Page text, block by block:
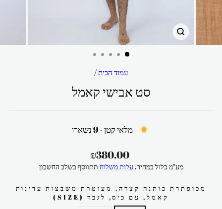
סגור
עמוד הבית/
סט אבישי קאמל
מלאי קטן - 9 נשארו
מחיר
רגיל
₪380.00
מע"מ כלול במחיר. עלות משלוח תתווסף בשלב החשבון
מכופתרת כותנה קצרה, מעוטרת משבצות עדינות
קאמל, עם כיס, לגבר (SIZE)